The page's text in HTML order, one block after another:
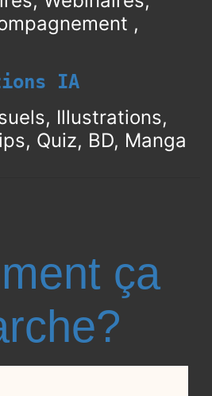
,
IA
Illustrations,
Quiz, BD, Manga
ça